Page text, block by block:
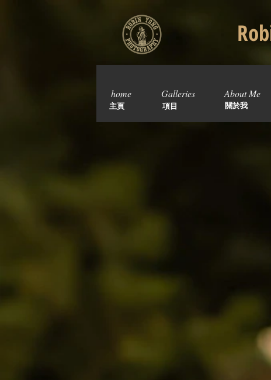
home Galleries About Me
主頁 項目 關於我